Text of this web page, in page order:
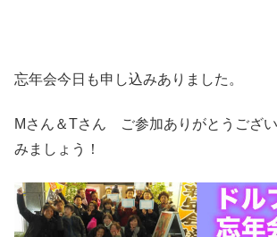
忘年会今日も申し込みありました。
Mさん＆Tさん ご参加ありがとうござ
みましょう！